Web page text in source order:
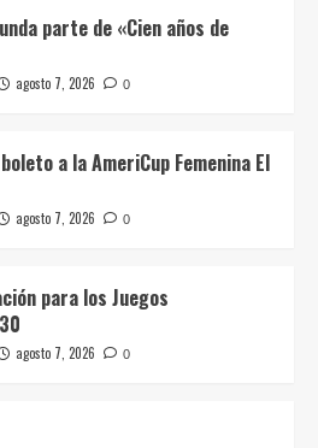
parte de «Cien años de
agosto 7, 2026 0
a la AmeriCup Femenina El
agosto 7, 2026 0
para los Juegos
agosto 7, 2026 0